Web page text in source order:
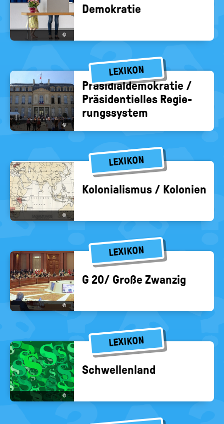
©
De­mo­kra­tie
LEXIKON
©
Prä­si­di­al­de­mo­kra­tie /
Prä­si­den­ti­el­les Re­gie­
rungs­sys­tem
LEXIKON
©
Ko­lo­nia­lis­mus / Ko­lo­nien
LEXIKON
©
G 20/ Große Zwan­zig
LEXIKON
©
Schwel­len­land